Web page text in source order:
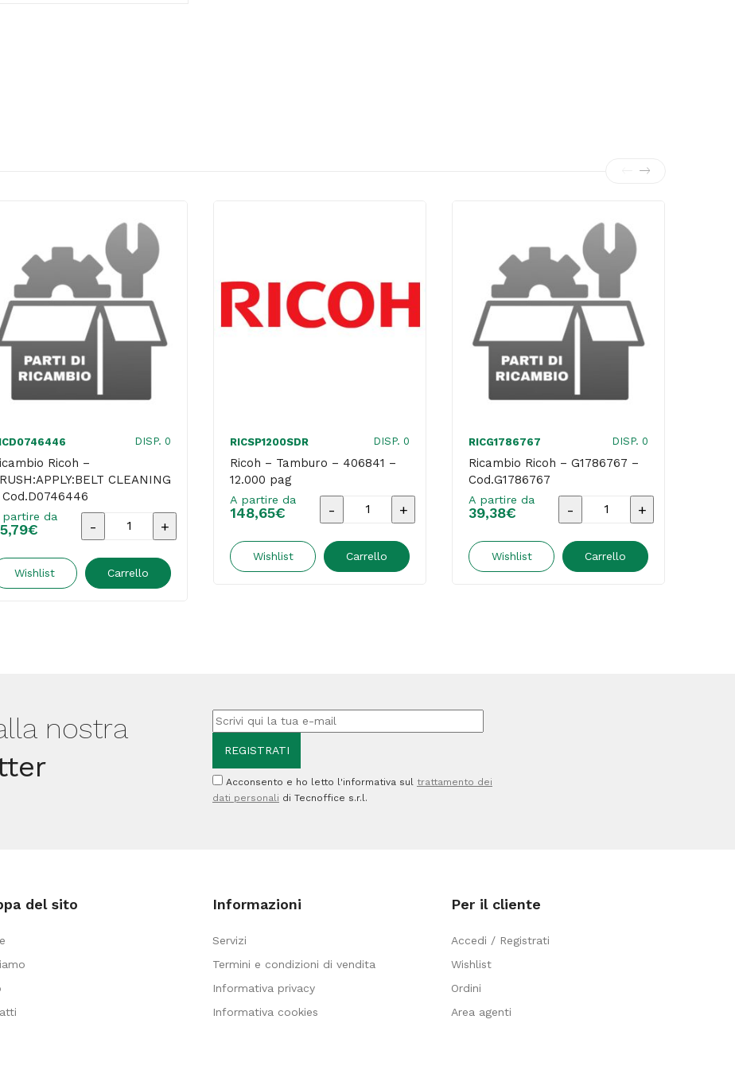
DISP. 0
Ricoh –
CLEANING
Cod.D0746446
partire da
€
Ricambio
-
Wishlist Carrello
RICSP1200SDR DISP. 0
Ricoh – Tamburo – 406841 –
12.000 pag
A partire da
148,65€
Ricoh
Tamburo
Wishlist Carrello
RICG1786767 DISP. 0
Ricambio Ricoh – G1786767 –
Cod.G1786767
A partire da
39,38€
Ricambio
-
Wishlist Carrello
nostra
Acconsento e ho letto l'informativa sul trattamento dei
dati personali di Tecnoffice s.r.l.
del sito Informazioni
Servizi
Termini e condizioni di vendita
Informativa privacy
Informativa cookies
Per il cliente
Accedi / Registrati
Wishlist
Ordini
Area agenti